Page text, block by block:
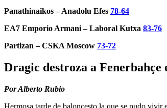
Panathinaikos – Anadolu Efes 78-64
EA7 Emporio Armani – Laboral Kutxa 83-76
Partizan – CSKA Moscow 73-72
Dragic destroza a
Por Alberto Rubio
Hermosa tarde de baloncesto la que se pudo